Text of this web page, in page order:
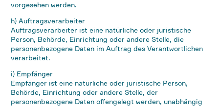
vorgesehen werden.
h) Auftragsverarbeiter
Auftragsverarbeiter ist eine natürliche oder juristische
Person, Behörde, Einrichtung oder andere Stelle, die
personenbezogene Daten im Auftrag des Verantwortlichen
verarbeitet.
i) Empfänger
Empfänger ist eine natürliche oder juristische Person,
Behörde, Einrichtung oder andere Stelle, der
personenbezogene Daten offengelegt werden, unabhängig